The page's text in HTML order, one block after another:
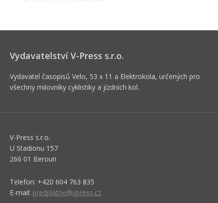
Vydavatelství V-Press s.r.o.
Vydavatel časopisů Velo, 53 x 11 a Elektrokola, určených pro
všechny milovníky cyklistiky a jízdních kol.
V-Press s.r.o.
U Stadionu 157
266 01 Beroun
Telefon: +420 604 763 835
E-mail: predplatne@vpress.cz